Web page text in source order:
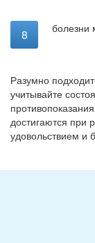
болезни
Разумно
учитывайте
достигаются при
удовольствием и